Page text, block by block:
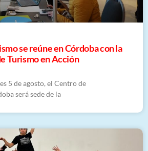
se reúne en Córdoba con la
Turismo en Acción
5 de agosto, el Centro de
será sede de la